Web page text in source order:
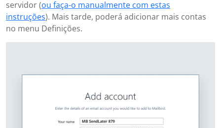
servidor (ou faça-o manualmente com estas
instruções). Mais tarde, poderá adicionar mais contas
no menu Definições.